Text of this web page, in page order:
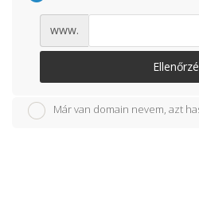
www.
Már van domain nevem, azt